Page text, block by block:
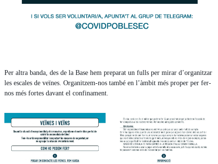
Per altra banda, des de la Base hem preparat un fulls per mirar d’organitzar
les escales de veïnes. Organitzem-nos també en l’àmbit més proper per fer-
nos més fortes davant el confinament.